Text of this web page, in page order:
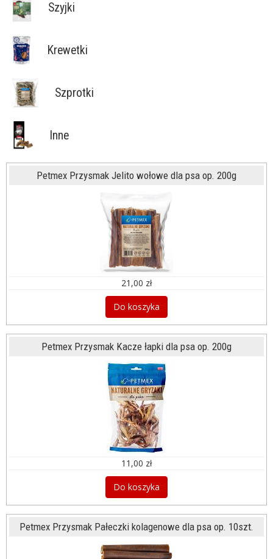
Szyjki
Krewetki
Szprotki
Inne
Petmex Przysmak Jelito wołowe dla psa op. 200g
21,00 zł
Do koszyka
Petmex Przysmak Kacze łapki dla psa op. 200g
11,00 zł
Do koszyka
Petmex Przysmak Pałeczki kolagenowe dla psa op. 10szt.